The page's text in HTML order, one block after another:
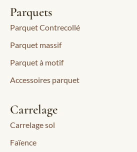
Parquets
Parquet Contrecollé
Parquet massif
Parquet à motif
Accessoires parquet
Carrelage
Carrelage sol
Faïence